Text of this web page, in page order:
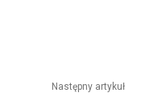
Następny artykuł